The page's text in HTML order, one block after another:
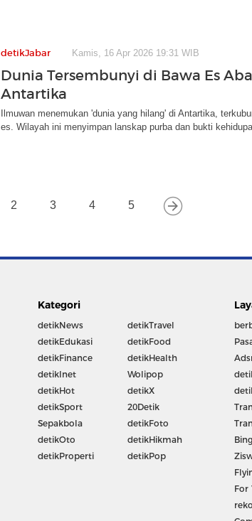
detikJabar Kamis, 16 Apr 2026 19:31 WIB
Dunia Tersembunyi di Bawa Es
Antartika
Ilmuwan menemukan 'dunia yang hilang' di Antartika,
es. Wilayah ini menyimpan lanskap purba dan bukti
2 3 4 5
Kategori
detikNews
detikEdukasi
detikFinance
detikInet
detikHot
detikSport
Sepakbola
detikOto
detikProperti
detikTravel
detikFood
detikHealth
Wolipop
detikX
20Detik
detikFoto
detikHikmah
detikPop
For